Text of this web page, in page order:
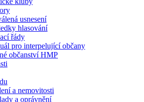
usnesení
hlasování
řády
pro interpelující občany
občanství HMP
a nemovitosti
a oprávnění